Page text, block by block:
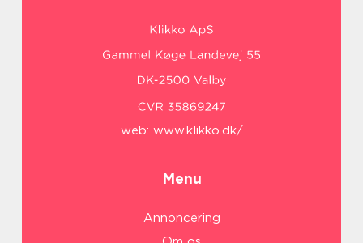
web: www.klikko.dk/
Menu
Annoncering